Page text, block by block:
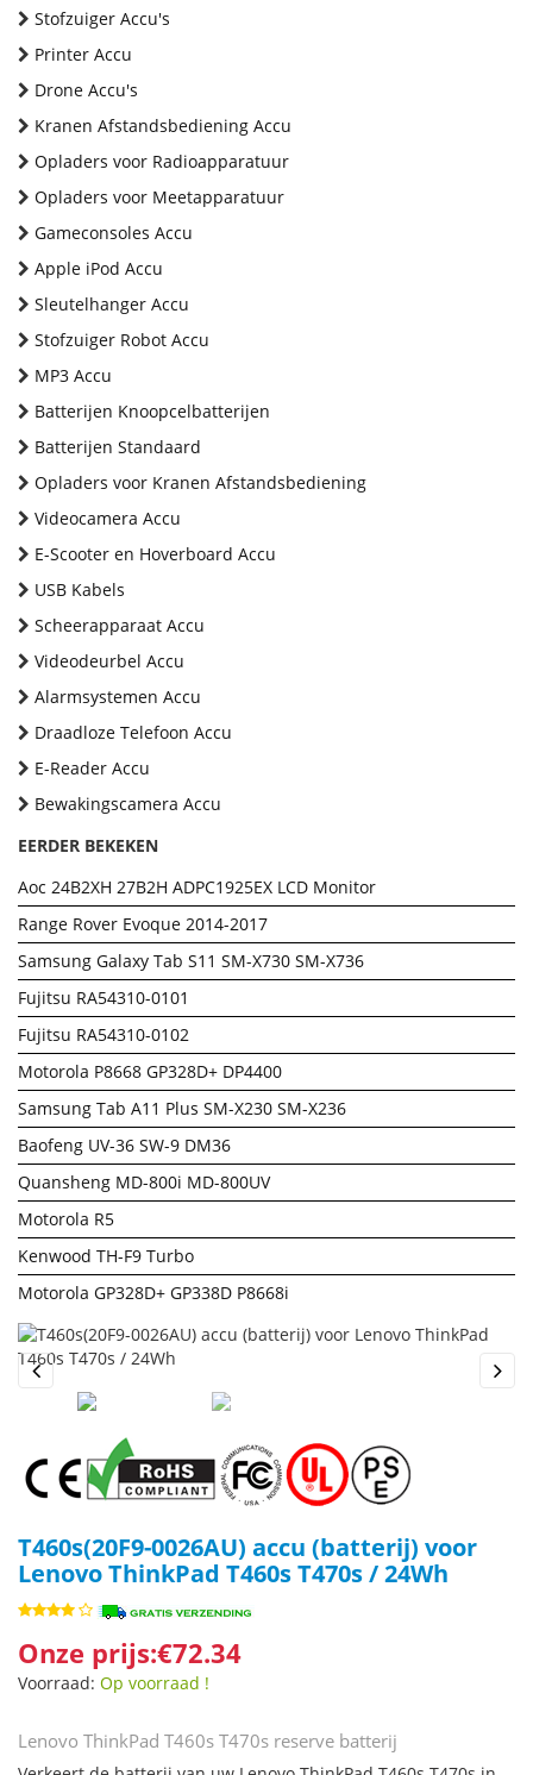
Stofzuiger Accu's
Printer Accu
Drone Accu's
Kranen Afstandsbediening Accu
Opladers voor Radioapparatuur
Opladers voor Meetapparatuur
Gameconsoles Accu
Apple iPod Accu
Sleutelhanger Accu
Stofzuiger Robot Accu
MP3 Accu
Batterijen Knoopcelbatterijen
Batterijen Standaard
Opladers voor Kranen Afstandsbediening
Videocamera Accu
E-Scooter en Hoverboard Accu
USB Kabels
Scheerapparaat Accu
Videodeurbel Accu
Alarmsystemen Accu
Draadloze Telefoon Accu
E-Reader Accu
Bewakingscamera Accu
EERDER BEKEKEN
Aoc 24B2XH 27B2H ADPC1925EX LCD Monitor
Range Rover Evoque 2014-2017
Samsung Galaxy Tab S11 SM-X730 SM-X736
Fujitsu RA54310-0101
Fujitsu RA54310-0102
Motorola P8668 GP328D+ DP4400
Samsung Tab A11 Plus SM-X230 SM-X236
Baofeng UV-36 SW-9 DM36
Quansheng MD-800i MD-800UV
Motorola R5
Kenwood TH-F9 Turbo
Motorola GP328D+ GP338D P8668i
Previous
T460s(20F9-0026AU) accu (batterij) voor
Lenovo ThinkPad T460s T470s / 24Wh
Onze prijs:€72.34
Voorraad: Op voorraad !
Lenovo ThinkPad T460s T470s reserve batterij